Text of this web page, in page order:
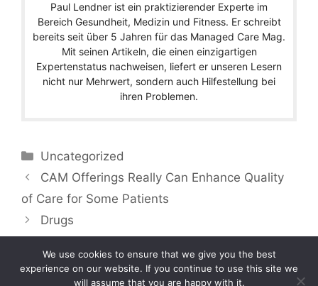
Paul Lendner ist ein praktizierender Experte im
Bereich Gesundheit, Medizin und Fitness. Er schreibt
bereits seit über 5 Jahren für das Managed Care Mag.
Mit seinen Artikeln, die einen einzigartigen
Expertenstatus nachweisen, liefert er unseren Lesern
nicht nur Mehrwert, sondern auch Hilfestellung bei
ihren Problemen.
Categories
Uncategorized
CAM Offerings Really Can Enhance Quality
of Care for Some Patients
Drugs
We use cookies to ensure that we give you the best
experience on our website. If you continue to use this site we
will assume that you are happy with it.